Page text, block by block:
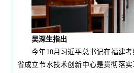
吴深生指出
今年10月习近平总书记在福建
省成立节水技术创新中心是贯彻落